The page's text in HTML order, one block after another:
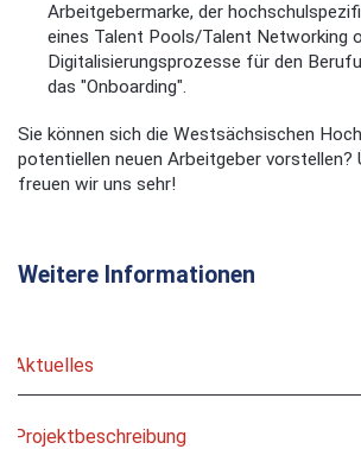
Arbeitgebermarke, der
eines Talent Pools/Talent Networking
Digitalisierungsprozesse für den
das "Onboarding".
Sie können sich die Westsächsischen
potentiellen neuen Arbeitgeber vorstellen?
freuen wir uns sehr!
Weitere Informationen
Aktuelles
Projektbeschreibung